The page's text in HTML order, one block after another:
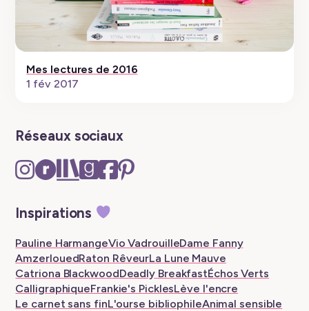
Mes lectures de 2016
1 fév 2017
Réseaux sociaux
Instagram
–
tab
Ravelry
–
tab
The
Storygraph
New
Goodreads
–
tab
Facebook
–
Pinterest
Inspirations
Pauline HarmangeVio VadrouilleDame Fanny
AmzerlouedRaton RêveurLa Lune Mauve
Catriona BlackwoodDeadly BreakfastÉchos Verts
CalligraphiqueFrankie's PicklesLève l'encre
Le carnet sans finL'ourse bibliophileAnimal sensible